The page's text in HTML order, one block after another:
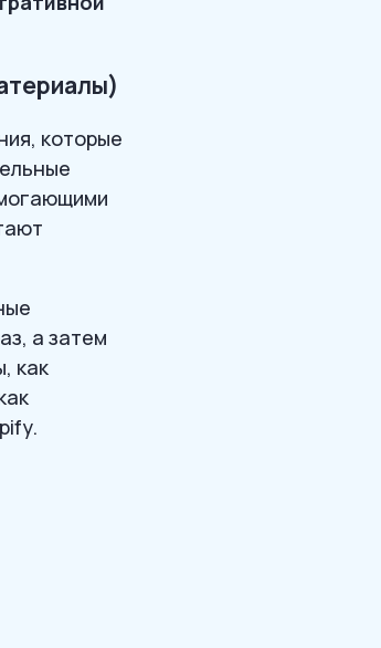
которые
а затем
как